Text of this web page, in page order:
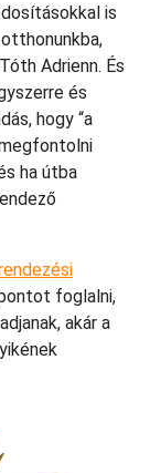
is
Adrienn. És
és
hogy “a
ha útba
foglalni,
akár a